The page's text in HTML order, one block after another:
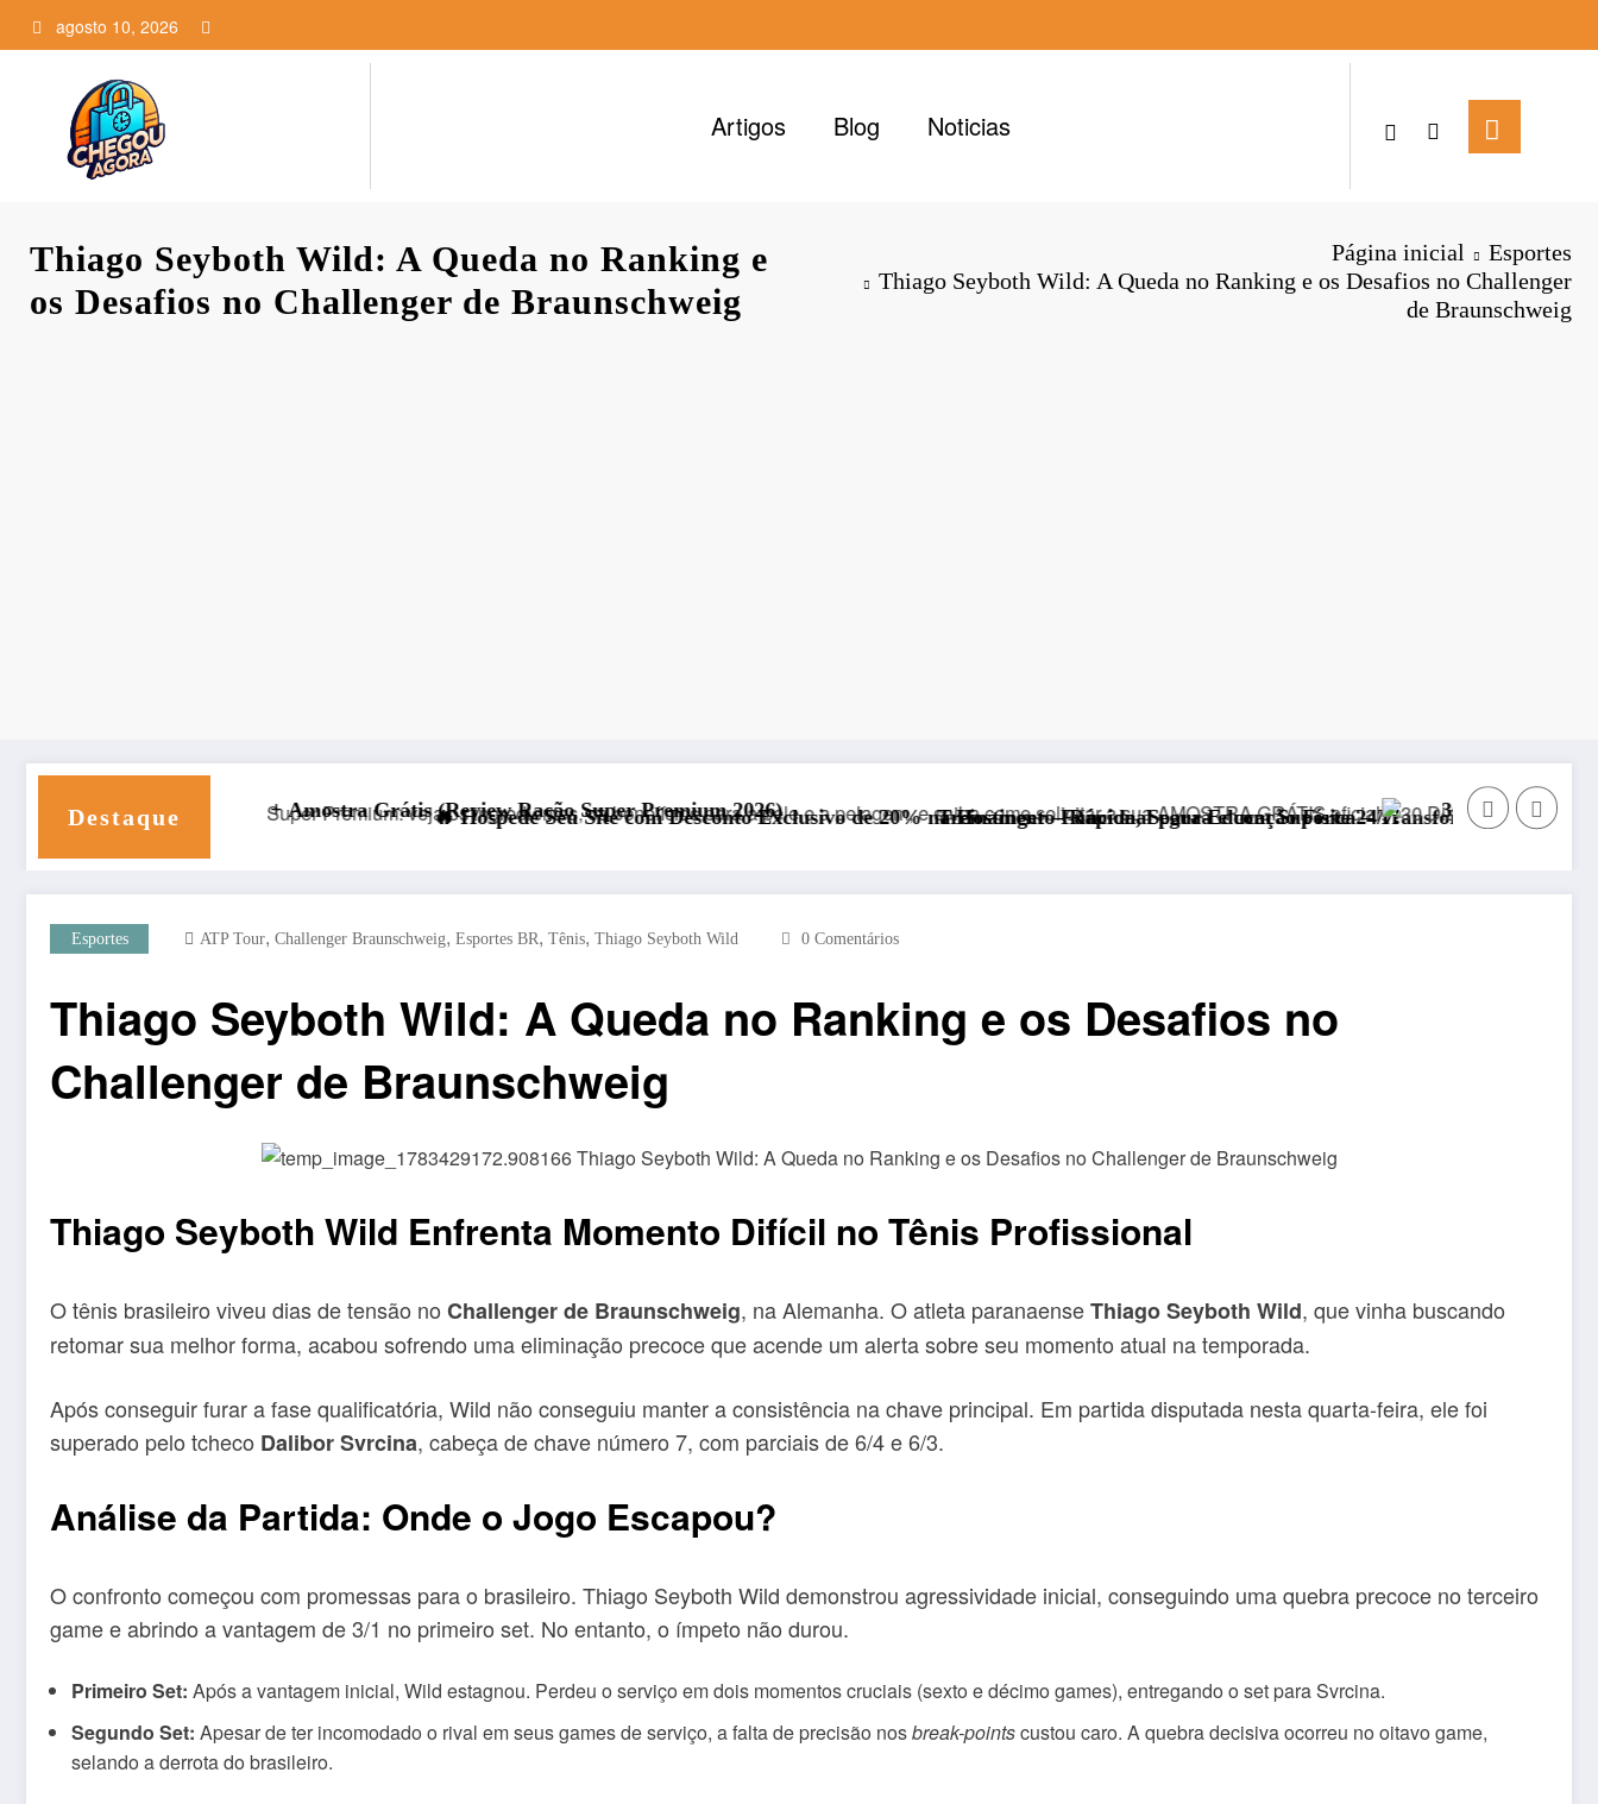
para
conteúdo
agosto 10, 2026
Artigos Blog Noticias
Thiago Seyboth Wild: A Queda no Ranking e
os Desafios no Challenger de Braunschweig
Página inicial
Esportes
Thiago Seyboth Wild: A Queda no Ranking e os Desafios no Challenger
de Braunschweig
Destaque
+ Amostra Grátis (Review Ração Super Premium 2026)
🔥 Hospede Seu Site com Desconto Exclusivo de 20% na Hostinger – Rápida, Segura e com Suporte 24/7!
Treinamento Funcional para Educação Física – Transforme Suas Aulas em 2025
30 Dias com Deus para Restaurar
Esportes ATP Tour, Challenger Braunschweig, Esportes BR, Tênis, Thiago Seyboth Wild 0 Comentários
Thiago Seyboth Wild: A Queda no Ranking e os Desafios no
Challenger de Braunschweig
Thiago Seyboth Wild Enfrenta Momento Difícil no Tênis Profissional
O tênis brasileiro viveu dias de tensão no Challenger de Braunschweig, na Alemanha. O atleta paranaenseThiago Seyboth Wild, que vinha buscando
retomar sua melhor forma, acabou sofrendo uma eliminação precoce que acende um alerta sobre seu momento atual na temporada.
Após conseguir furar a fase qualificatória, Wild não conseguiu manter a consistência na chave principal. Em partida disputada nesta quarta-feira, ele foi
superado pelo tcheco Dalibor Svrcina, cabeça de chave número 7, com parciais de 6/4 e 6/3.
Análise da Partida: Onde o Jogo Escapou?
O confronto começou com promessas para o brasileiro. Thiago Seyboth Wild demonstrou agressividade inicial, conseguindo uma quebra precoce no terceiro
game e abrindo a vantagem de 3/1 no primeiro set. No entanto, o ímpeto não durou.
Primeiro Set: Após a vantagem inicial, Wild estagnou. Perdeu o serviço em dois momentos cruciais (sexto e décimo games), entregando o set para Svrcina.
Segundo Set: Apesar de ter incomodado o rival em seus games de serviço, a falta de precisão nosbreak-pointscustou caro. A quebra decisiva ocorreu no oitavo game,
selando a derrota do brasileiro.